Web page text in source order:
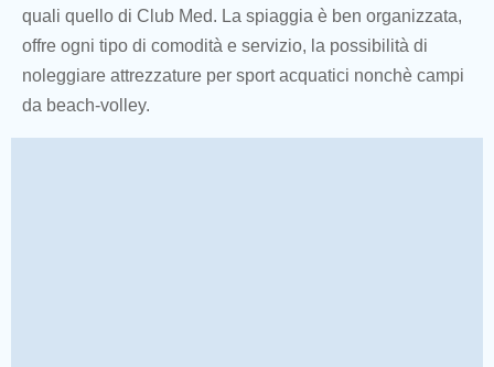
quali quello di Club Med. La spiaggia è ben organizzata,
offre ogni tipo di comodità e servizio, la possibilità di
noleggiare attrezzature per sport acquatici nonchè campi
da beach-volley.